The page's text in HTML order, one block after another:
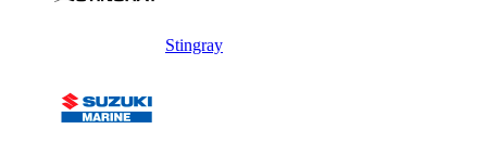
Stingray